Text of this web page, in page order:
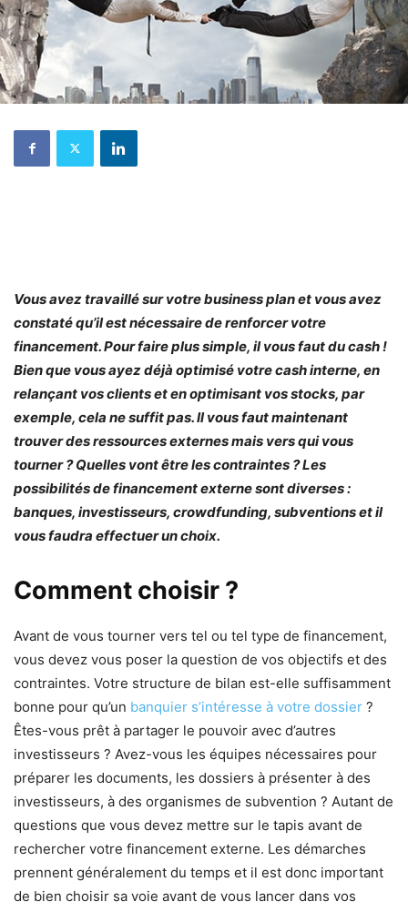
Vous avez travaillé sur votre business plan et vous avez
constaté qu’il est nécessaire de renforcer votre
financement. Pour faire plus simple, il vous faut du cash !
Bien que vous ayez déjà optimisé votre cash interne, en
relançant vos clients et en optimisant vos stocks, par
exemple, cela ne suffit pas. Il vous faut maintenant
trouver des ressources externes mais vers qui vous
tourner ? Quelles vont être les contraintes ? Les
possibilités de financement externe sont diverses :
banques, investisseurs, crowdfunding, subventions et il
vous faudra effectuer un choix.
Comment choisir ?
Avant de vous tourner vers tel ou tel type de financement,
vous devez vous poser la question de vos objectifs et des
contraintes. Votre structure de bilan est-elle suffisamment
bonne pour qu’un banquier s’intéresse à votre dossier ?
Êtes-vous prêt à partager le pouvoir avec d’autres
investisseurs ? Avez-vous les équipes nécessaires pour
préparer les documents, les dossiers à présenter à des
investisseurs, à des organismes de subvention ? Autant de
questions que vous devez mettre sur le tapis avant de
rechercher votre financement externe. Les démarches
prennent généralement du temps et il est donc important
de bien choisir sa voie avant de vous lancer dans vos